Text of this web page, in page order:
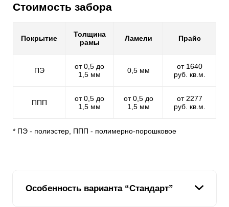
Стоимость забора
Покрытие
Толщина
рамы
Ламели Прайс
ПЭ
от 0,5 до
1,5 мм
0,5 мм
от 1640
руб. кв.м.
ППП
от 0,5 до
1,5 мм
от 0,5 до
1,5 мм
от 2277
руб. кв.м.
* ПЭ - полиэстер, ППП - полимерно-порошковое
Особенность варианта “Стандарт”